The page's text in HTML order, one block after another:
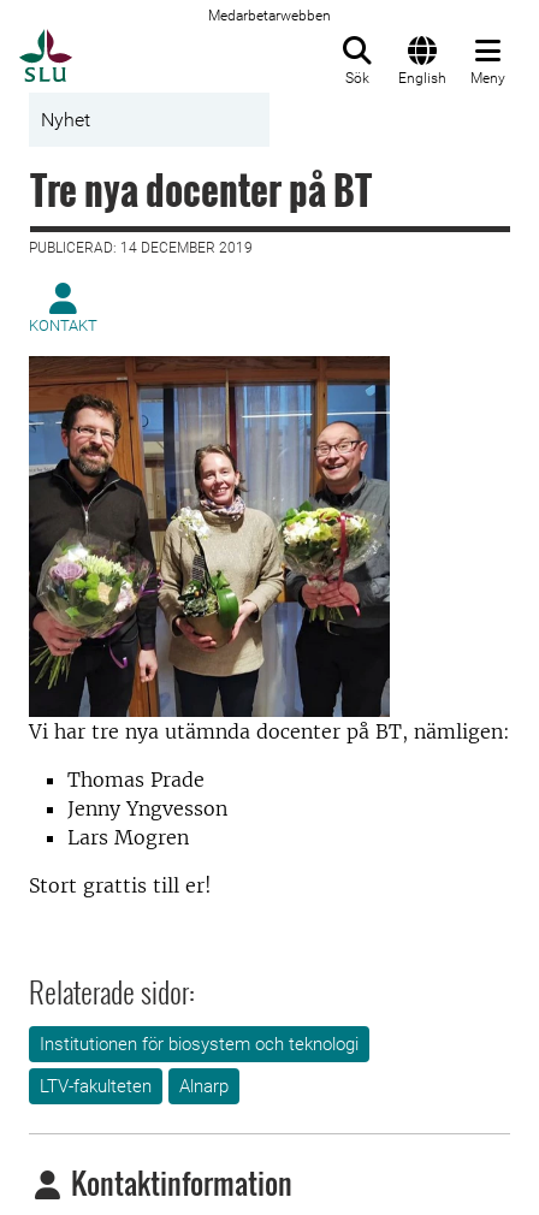
Medarbetarwebben
Sök English Meny
Nyhet
Tre nya docenter på BT
PUBLICERAD: 14 DECEMBER 2019
KONTAKT
Vi har tre nya utämnda docenter på BT, nämligen:
Thomas Prade
Jenny Yngvesson
Lars Mogren
Stort grattis till er!
Relaterade sidor:
Institutionen för biosystem och teknologi
LTV-fakulteten
Alnarp
Kontaktinformation